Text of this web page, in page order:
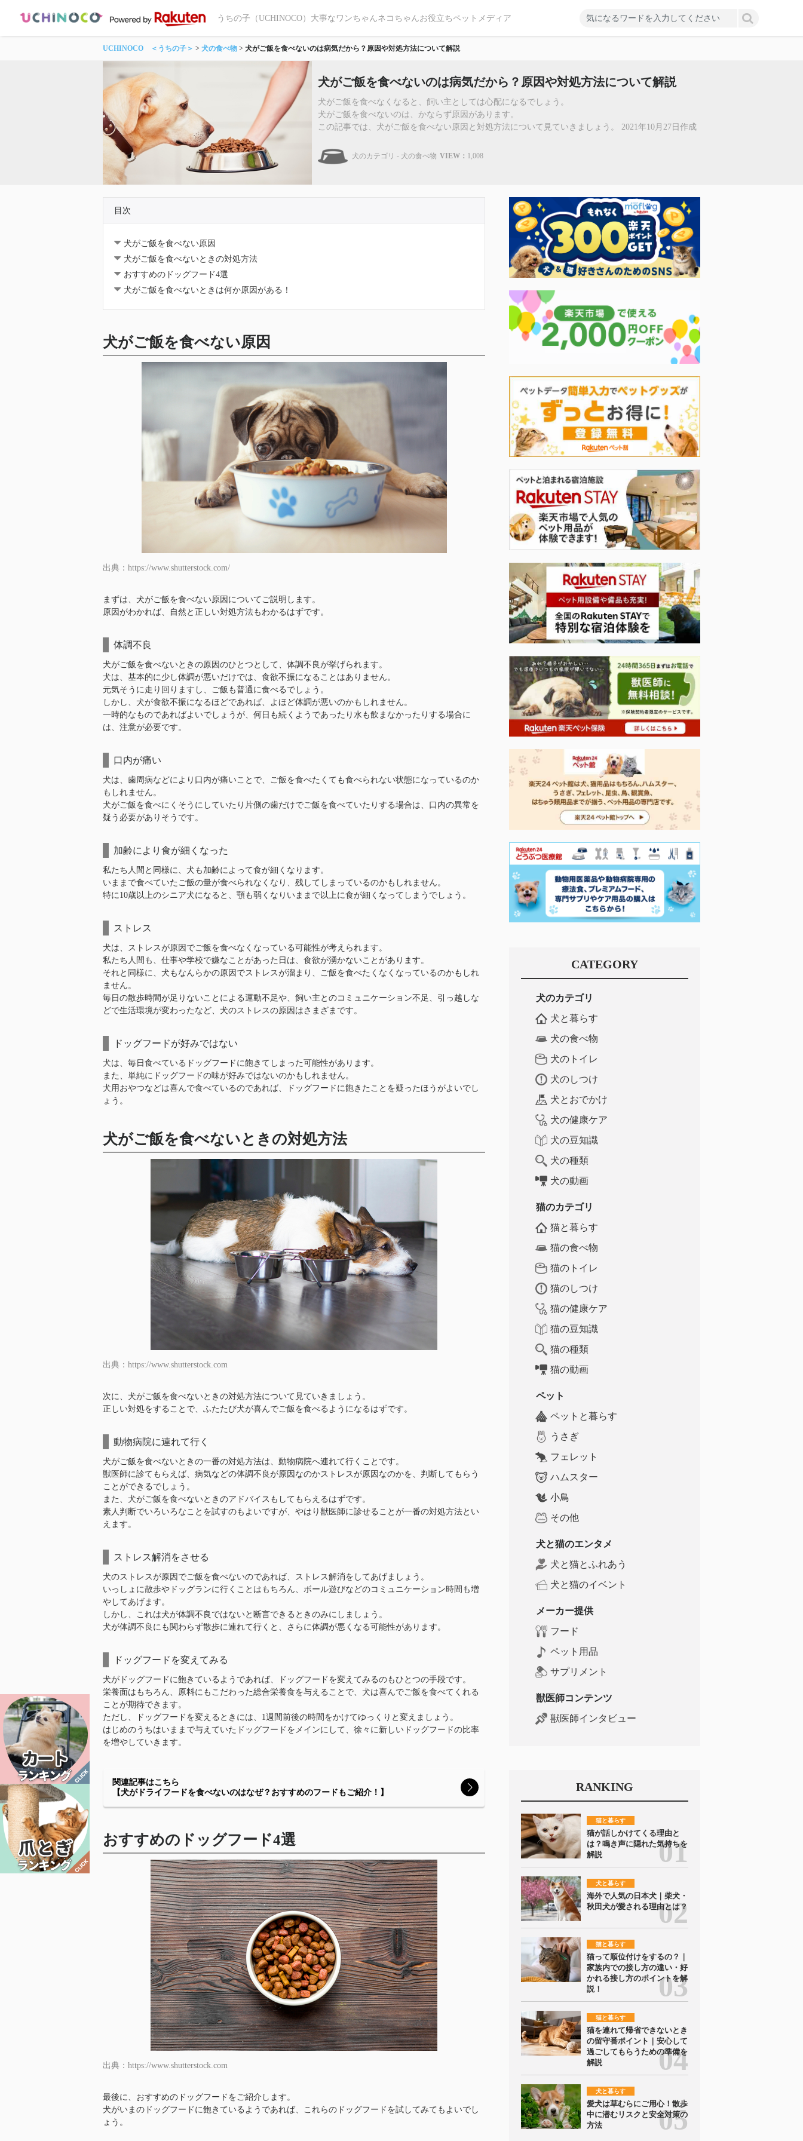
うちの子（UCHINOCO）大事なワンちゃんネコちゃんお役立ちペットメディア
UCHINOCO ＜うちの子＞ 犬の食べ物 犬がご飯を食べないのは病気だから？原因や対処方法について解説
犬がご飯を食べないのは病気だから？原因や対処方法について解説
犬がご飯を食べなくなると、飼い主としては心配になるでしょう。
犬がご飯を食べないのは、かならず原因があります。
この記事では、犬がご飯を食べない原因と対処方法について見ていきましょう。 2021年10月27日作成
犬のカテゴリ - 犬の食べ物 VIEW： 1,008
目次
犬がご飯を食べない原因
犬がご飯を食べないときの対処方法
おすすめのドッグフード4選
犬がご飯を食べないときは何か原因がある！
犬がご飯を食べない原因
出典：https://www.shutterstock.com/
まずは、犬がご飯を食べない原因についてご説明します。
原因がわかれば、自然と正しい対処方法もわかるはずです。
体調不良
犬がご飯を食べないときの原因のひとつとして、体調不良が挙げられます。
犬は、基本的に少し体調が悪いだけでは、食欲不振になることはありません。
元気そうに走り回りますし、ご飯も普通に食べるでしょう。
しかし、犬が食欲不振になるほどであれば、よほど体調が悪いのかもしれません。
一時的なものであればよいでしょうが、何日も続くようであったり水も飲まなかったりする場合に
は、注意が必要です。
口内が痛い
犬は、歯周病などにより口内が痛いことで、ご飯を食べたくても食べられない状態になっているのか
もしれません。
犬がご飯を食べにくそうにしていたり片側の歯だけでご飯を食べていたりする場合は、口内の異常を
疑う必要がありそうです。
加齢により食が細くなった
私たち人間と同様に、犬も加齢によって食が細くなります。
いままで食べていたご飯の量が食べられなくなり、残してしまっているのかもしれません。
特に10歳以上のシニア犬になると、顎も弱くなりいままで以上に食が細くなってしまうでしょう。
ストレス
犬は、ストレスが原因でご飯を食べなくなっている可能性が考えられます。
私たち人間も、仕事や学校で嫌なことがあった日は、食欲が湧かないことがあります。
それと同様に、犬もなんらかの原因でストレスが溜まり、ご飯を食べたくなくなっているのかもしれ
ません。
毎日の散歩時間が足りないことによる運動不足や、飼い主とのコミュニケーション不足、引っ越しな
どで生活環境が変わったなど、犬のストレスの原因はさまざまです。
ドッグフードが好みではない
犬は、毎日食べているドッグフードに飽きてしまった可能性があります。
また、単純にドッグフードの味が好みではないのかもしれません。
犬用おやつなどは喜んで食べているのであれば、ドッグフードに飽きたことを疑ったほうがよいでし
ょう。
犬がご飯を食べないときの対処方法
出典：https://www.shutterstock.com
次に、犬がご飯を食べないときの対処方法について見ていきましょう。
正しい対処をすることで、ふたたび犬が喜んでご飯を食べるようになるはずです。
動物病院に連れて行く
犬がご飯を食べないときの一番の対処方法は、動物病院へ連れて行くことです。
獣医師に診てもらえば、病気などの体調不良が原因なのかストレスが原因なのかを、判断してもらう
ことができるでしょう。
また、犬がご飯を食べないときのアドバイスもしてもらえるはずです。
素人判断でいろいろなことを試すのもよいですが、やはり獣医師に診せることが一番の対処方法とい
えます。
ストレス解消をさせる
犬のストレスが原因でご飯を食べないのであれば、ストレス解消をしてあげましょう。
いっしょに散歩やドッグランに行くことはもちろん、ボール遊びなどのコミュニケーション時間も増
やしてあげます。
しかし、これは犬が体調不良ではないと断言できるときのみにしましょう。
犬が体調不良にも関わらず散歩に連れて行くと、さらに体調が悪くなる可能性があります。
ドッグフードを変えてみる
犬がドッグフードに飽きているようであれば、ドッグフードを変えてみるのもひとつの手段です。
栄養面はもちろん、原料にもこだわった総合栄養食を与えることで、犬は喜んでご飯を食べてくれる
ことが期待できます。
ただし、ドッグフードを変えるときには、1週間前後の時間をかけてゆっくりと変えましょう。
はじめのうちはいままで与えていたドッグフードをメインにして、徐々に新しいドッグフードの比率
を増やしていきます。
関連記事はこちら
【犬がドライフードを食べないのはなぜ？おすすめのフードもご紹介！】
おすすめのドッグフード4選
出典：https://www.shutterstock.com
最後に、おすすめのドッグフードをご紹介します。
犬がいまのドッグフードに飽きているようであれば、これらのドッグフードを試してみてもよいでし
ょう。
CATEGORY
犬のカテゴリ
犬と暮らす
犬の食べ物
犬のトイレ
犬のしつけ
犬とおでかけ
犬の健康ケア
犬の豆知識
犬の種類
犬の動画
猫のカテゴリ
猫と暮らす
猫の食べ物
猫のトイレ
猫のしつけ
猫の健康ケア
猫の豆知識
猫の種類
猫の動画
ペット
ペットと暮らす
うさぎ
フェレット
ハムスター
小鳥
その他
犬と猫のエンタメ
犬と猫とふれあう
犬と猫のイベント
メーカー提供
フード
ペット用品
サプリメント
獣医師コンテンツ
獣医師インタビュー
RANKING
猫と暮らす
猫が話しかけてくる理由と
は？鳴き声に隠れた気持ちを
解説
犬と暮らす
海外で人気の日本犬｜柴犬・
秋田犬が愛される理由とは？
猫と暮らす
猫って順位付けをするの？｜
家族内での接し方の違い・好
かれる接し方のポイントを解
説！
猫と暮らす
猫を連れて帰省できないとき
の留守番ポイント｜安心して
過ごしてもらうための準備を
解説
犬と暮らす
愛犬は草むらにご用心！散歩
中に潜むリスクと安全対策の
方法